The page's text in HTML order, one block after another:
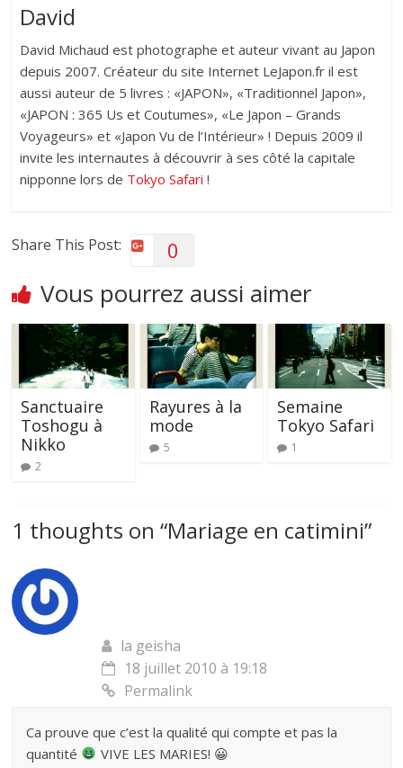
David
David Michaud est photographe et auteur vivant au Japon
depuis 2007. Créateur du site Internet LeJapon.fr il est
aussi auteur de 5 livres : «JAPON», «Traditionnel Japon»,
«JAPON : 365 Us et Coutumes», «Le Japon – Grands
Voyageurs» et «Japon Vu de l’Intérieur» ! Depuis 2009 il
invite les internautes à découvrir à ses côté la capitale
nipponne lors de Tokyo Safari !
Share This Post: 0
Vous pourrez aussi aimer
Sanctuaire
Toshogu à
Nikko
2
Rayures à la
mode
5
Semaine
Tokyo Safari
1
1 thoughts on “Mariage en catimini”
la geisha
18 juillet 2010 à 19:18
Permalink
Ca prouve que c’est la qualité qui compte et pas la
quantité
VIVE LES MARIES! 😀